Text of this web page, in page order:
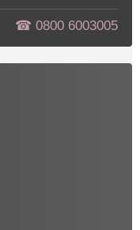
☎︎ 0800 6003005